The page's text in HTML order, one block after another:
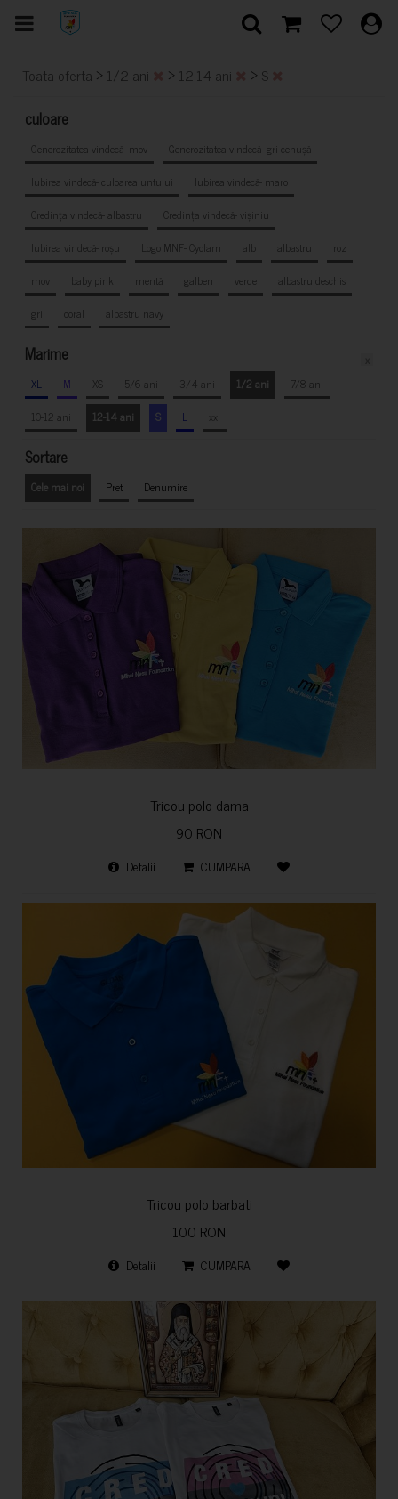
Toata oferta > 1/2 ani > 12-14 ani > S
culoare
Generozitatea vindecă- mov
Generozitatea vindecă- gri cenușă
Iubirea vindecă- culoarea untului
Iubirea vindecă- maro
Credința vindecă- albastru
Credința vindecă- vișiniu
Iubirea vindecă- roșu
Logo MNF- Cyclam alb albastru
roz
mov
baby pink mentă galben verde
albastru deschis
gri
coral albastru navy
Marime
XL M XS 5/6 ani 3/4 ani 1/2 ani
7/8 ani
10-12 ani
12-14 ani S L xxl
Sortare
Cele mai noi Pret Denumire
Tricou polo dama
90 RON
Detalii CUMPARA
Tricou polo barbati
100 RON
Detalii CUMPARA